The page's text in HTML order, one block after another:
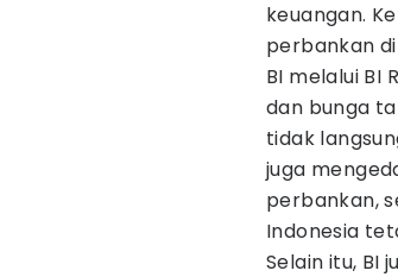
keuangan.
perbankan
BI melalui BI
dan bunga
tidak
juga
perbankan,
Indonesia
Selain itu, BI